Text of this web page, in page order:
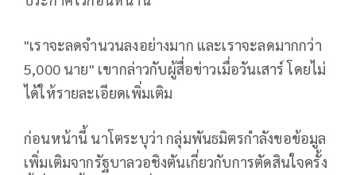
"เราจะลดจำนวนลงอย่างมาก และเราจะลดมากกว่า
5,000 นาย" เขากล่าวกับผู้สื่อข่าวเมื่อวันเสาร์ โดยไม่
ได้ให้รายละเอียดเพิ่มเติม
ก่อนหน้านี้ นาโตระบุว่า กลุ่มพันธมิตรกำลังขอข้อมูล
เพิ่มเติมจากรัฐบาลวอชิงตันเกี่ยวกับการตัดสินใจครั้ง